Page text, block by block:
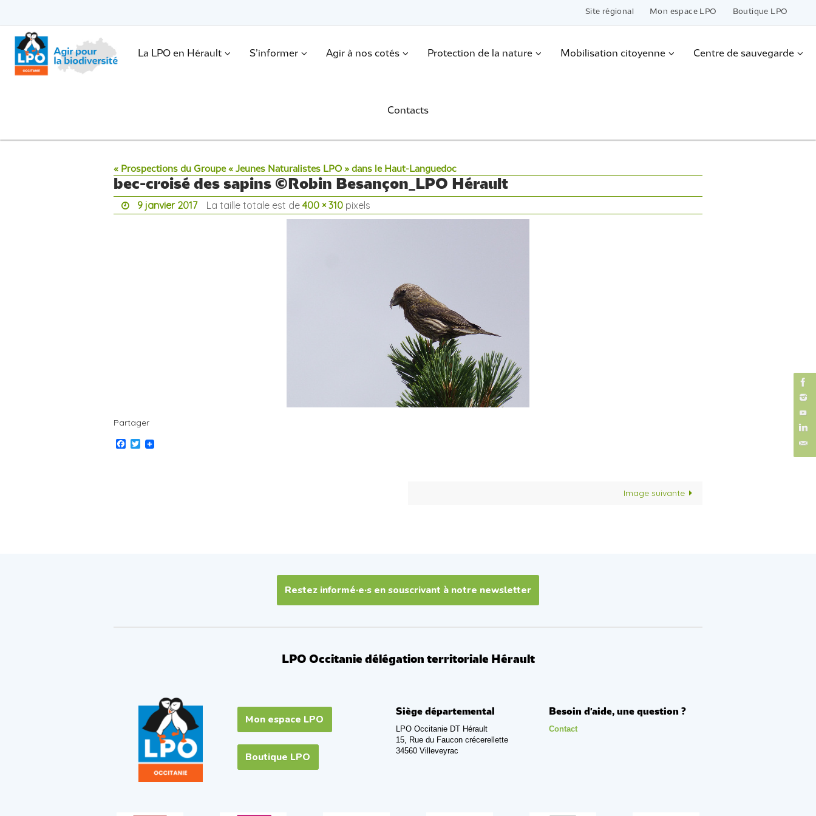
le
contenu
Site régional Mon espace LPO Boutique LPO
Passer
contenu
. La LPO en Hérault S’informer Agir à nos cotés Protection de la nature Mobilisation citoyenne Centre de sauvegarde
Contacts
« Prospections du Groupe « Jeunes Naturalistes LPO » dans le Haut-Languedoc
bec-croisé des sapins ©Robin Besançon_LPO Hérault
9 janvier 2017 La taille totale est de 400 × 310pixels
Partager
Facebook
Twitter
Image suivante
Restez informé·e·s en souscrivant à notre newsletter
LPO Occitanie délégation territoriale Hérault
Mon espace LPO
Boutique LPO
Siège départemental
LPO Occitanie DT Hérault
15, Rue du Faucon crécerellette
34560 Villeveyrac
Besoin d'aide, une question ?
Contact